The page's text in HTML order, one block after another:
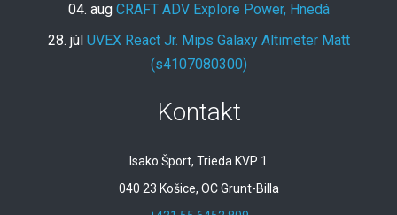
04. aug CRAFT ADV Explore Power, Hnedá
28. júl UVEX React Jr. Mips Galaxy Altimeter Matt
(s4107080300)
Kontakt
Isako Šport, Trieda KVP 1
040 23 Košice, OC Grunt-Billa